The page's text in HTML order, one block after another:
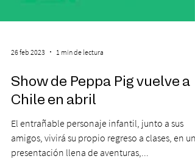
26 feb 2023 1 min de lectura
Show de Peppa Pig vuelve a